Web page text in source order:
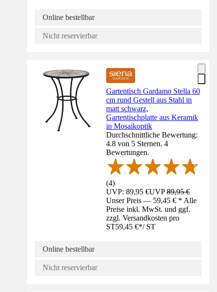
Online bestellbar
Nicht reservierbar
Gartentisch Gardamo Stella 60
cm rund Gestell aus Stahl in
matt schwarz,
Gartentischplatte aus Keramik
in Mosaikoptik
Durchschnittliche Bewertung:
4.8 von 5 Sternen. 4
Bewertungen.
(4)
UVP: 89,95 €UVP89,95 €
Unser Preis — 59,45 € * Alle
Preise inkl. MwSt. und ggf.
zzgl. Versandkosten pro
ST59,45 €*/ ST
Online bestellbar
Nicht reservierbar